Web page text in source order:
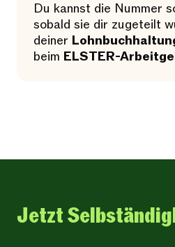
Du kannst die Nummer
sobald sie dir zugeteilt
deiner
beim ELSTER-
Jetzt